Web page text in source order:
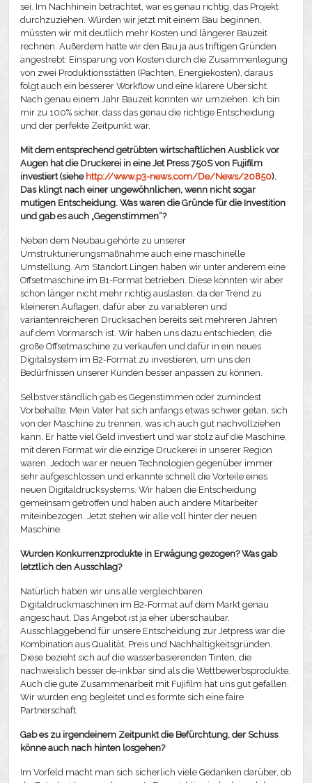
sei. Im Nachhinein betrachtet, war es genau richtig, das Projekt
durchzuziehen. Würden wir jetzt mit einem Bau beginnen,
müssten wir mit deutlich mehr Kosten und längerer Bauzeit
rechnen. Außerdem hatte wir den Bau ja aus triftigen Gründen
angestrebt: Einsparung von Kosten durch die Zusammenlegung
von zwei Produktionsstätten (Pachten, Energiekosten), daraus
folgt auch ein besserer Workflow und eine klarere Übersicht.
Nach genau einem Jahr Bauzeit konnten wir umziehen. Ich bin
mir zu 100% sicher, dass das genau die richtige Entscheidung
und der perfekte Zeitpunkt war.
Mit dem entsprechend getrübten wirtschaftlichen Ausblick vor
Augen hat die Druckerei in eine Jet Press 750S von Fujifilm
investiert (siehe http://www.p3-news.com/De/News/20850).
Das klingt nach einer ungewöhnlichen, wenn nicht sogar
mutigen Entscheidung. Was waren die Gründe für die Investition
und gab es auch „Gegenstimmen“?
Neben dem Neubau gehörte zu unserer
Umstrukturierungsmaßnahme auch eine maschinelle
Umstellung. Am Standort Lingen haben wir unter anderem eine
Offsetmaschine im B1-Format betrieben. Diese konnten wir aber
schon länger nicht mehr richtig auslasten, da der Trend zu
kleineren Auflagen, dafür aber zu variableren und
variantenreicheren Drucksachen bereits seit mehreren Jahren
auf dem Vormarsch ist. Wir haben uns dazu entschieden, die
große Offsetmaschine zu verkaufen und dafür in ein neues
Digitalsystem im B2-Format zu investieren, um uns den
Bedürfnissen unserer Kunden besser anpassen zu können.
Selbstverständlich gab es Gegenstimmen oder zumindest
Vorbehalte. Mein Vater hat sich anfangs etwas schwer getan, sich
von der Maschine zu trennen, was ich auch gut nachvollziehen
kann. Er hatte viel Geld investiert und war stolz auf die Maschine,
mit deren Format wir die einzige Druckerei in unserer Region
waren. Jedoch war er neuen Technologien gegenüber immer
sehr aufgeschlossen und erkannte schnell die Vorteile eines
neuen Digitaldrucksystems. Wir haben die Entscheidung
gemeinsam getroffen und haben auch andere Mitarbeiter
miteinbezogen. Jetzt stehen wir alle voll hinter der neuen
Maschine.
Wurden Konkurrenzprodukte in Erwägung gezogen? Was gab
letztlich den Ausschlag?
Natürlich haben wir uns alle vergleichbaren
Digitaldruckmaschinen im B2-Format auf dem Markt genau
angeschaut. Das Angebot ist ja eher überschaubar.
Ausschlaggebend für unsere Entscheidung zur Jetpress war die
Kombination aus Qualität, Preis und Nachhaltigkeitsgründen.
Diese bezieht sich auf die wasserbasierenden Tinten, die
nachweislich besser de-inkbar sind als die Wettbewerbsprodukte.
Auch die gute Zusammenarbeit mit Fujifilm hat uns gut gefallen.
Wir wurden eng begleitet und es formte sich eine faire
Partnerschaft.
Gab es zu irgendeinem Zeitpunkt die Befürchtung, der Schuss
könne auch nach hinten losgehen?
Im Vorfeld macht man sich sicherlich viele Gedanken darüber, ob